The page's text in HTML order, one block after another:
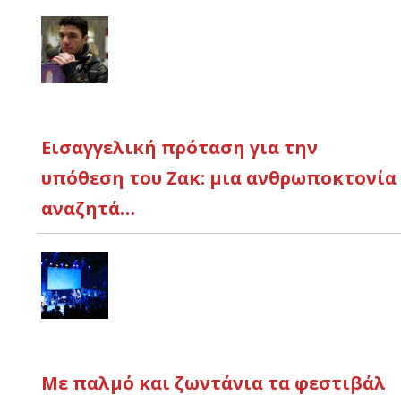
Εισαγγελική πρόταση για την
υπόθεση του Ζακ: μια ανθρωποκτονία
αναζητά…
Με παλμό και ζωντάνια τα φεστιβάλ